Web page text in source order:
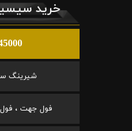
خرید
45000
شیرینگ
فول جهت ، فول